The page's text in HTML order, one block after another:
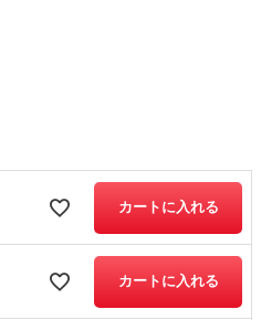
カートに入れる
カートに入れる